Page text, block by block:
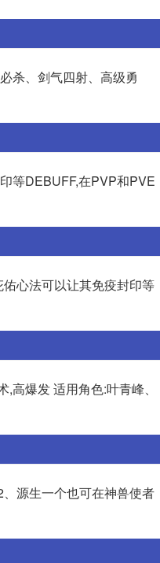
杀、剑气四射、高级勇
等DEBUFF,在PVP和PVE
心法可以让其免疫封印等
爆发 适用角色:叶青峰、
源生一个也可在神兽使者